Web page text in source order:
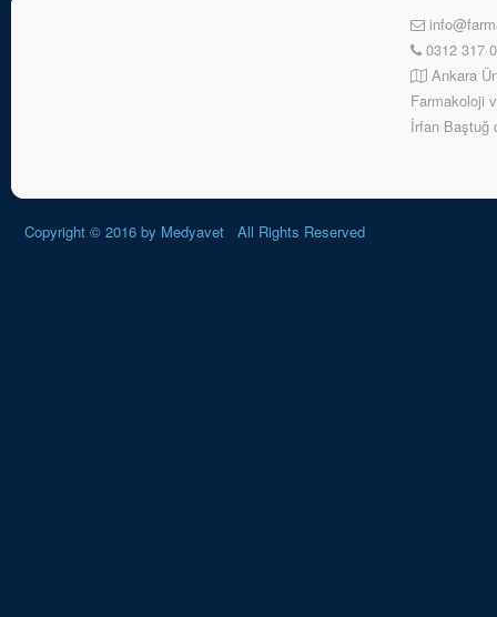
0312 317
Ankara
Farmakoloji
İrfan Baştuğ
Copyright © 2016 by Medyavet All Rights Reserved